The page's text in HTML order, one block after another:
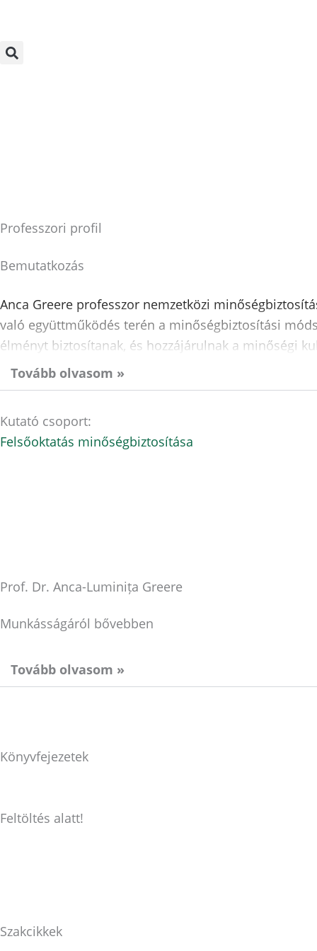
content
Professzori profil
Bemutatkozás
Anca Greere professzor nemzetközi
való együttműködés terén a minőségbiztosítási
élményt biztosítanak, és hozzájárulnak a minőségi
Tovább olvasom »
Kutató csoport:
Felsőoktatás minőségbiztosítása
Prof. Dr. Anca-Luminița Greere
Munkásságáról bővebben
Tovább olvasom »
Könyvfejezetek
Feltöltés alatt!
Szakcikkek